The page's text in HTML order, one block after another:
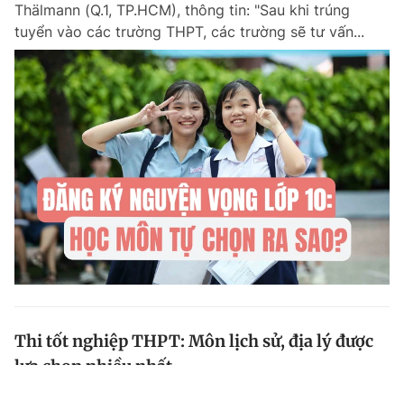
Thälmann (Q.1, TP.HCM), thông tin: "Sau khi trúng
tuyển vào các trường THPT, các trường sẽ tư vấn...
Thi tốt nghiệp THPT: Môn lịch sử, địa lý được
lựa chọn nhiều nhất